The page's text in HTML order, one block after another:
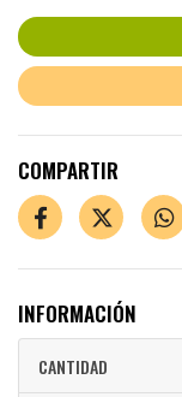
COMPARTIR
INFORMACIÓN
CANTIDAD